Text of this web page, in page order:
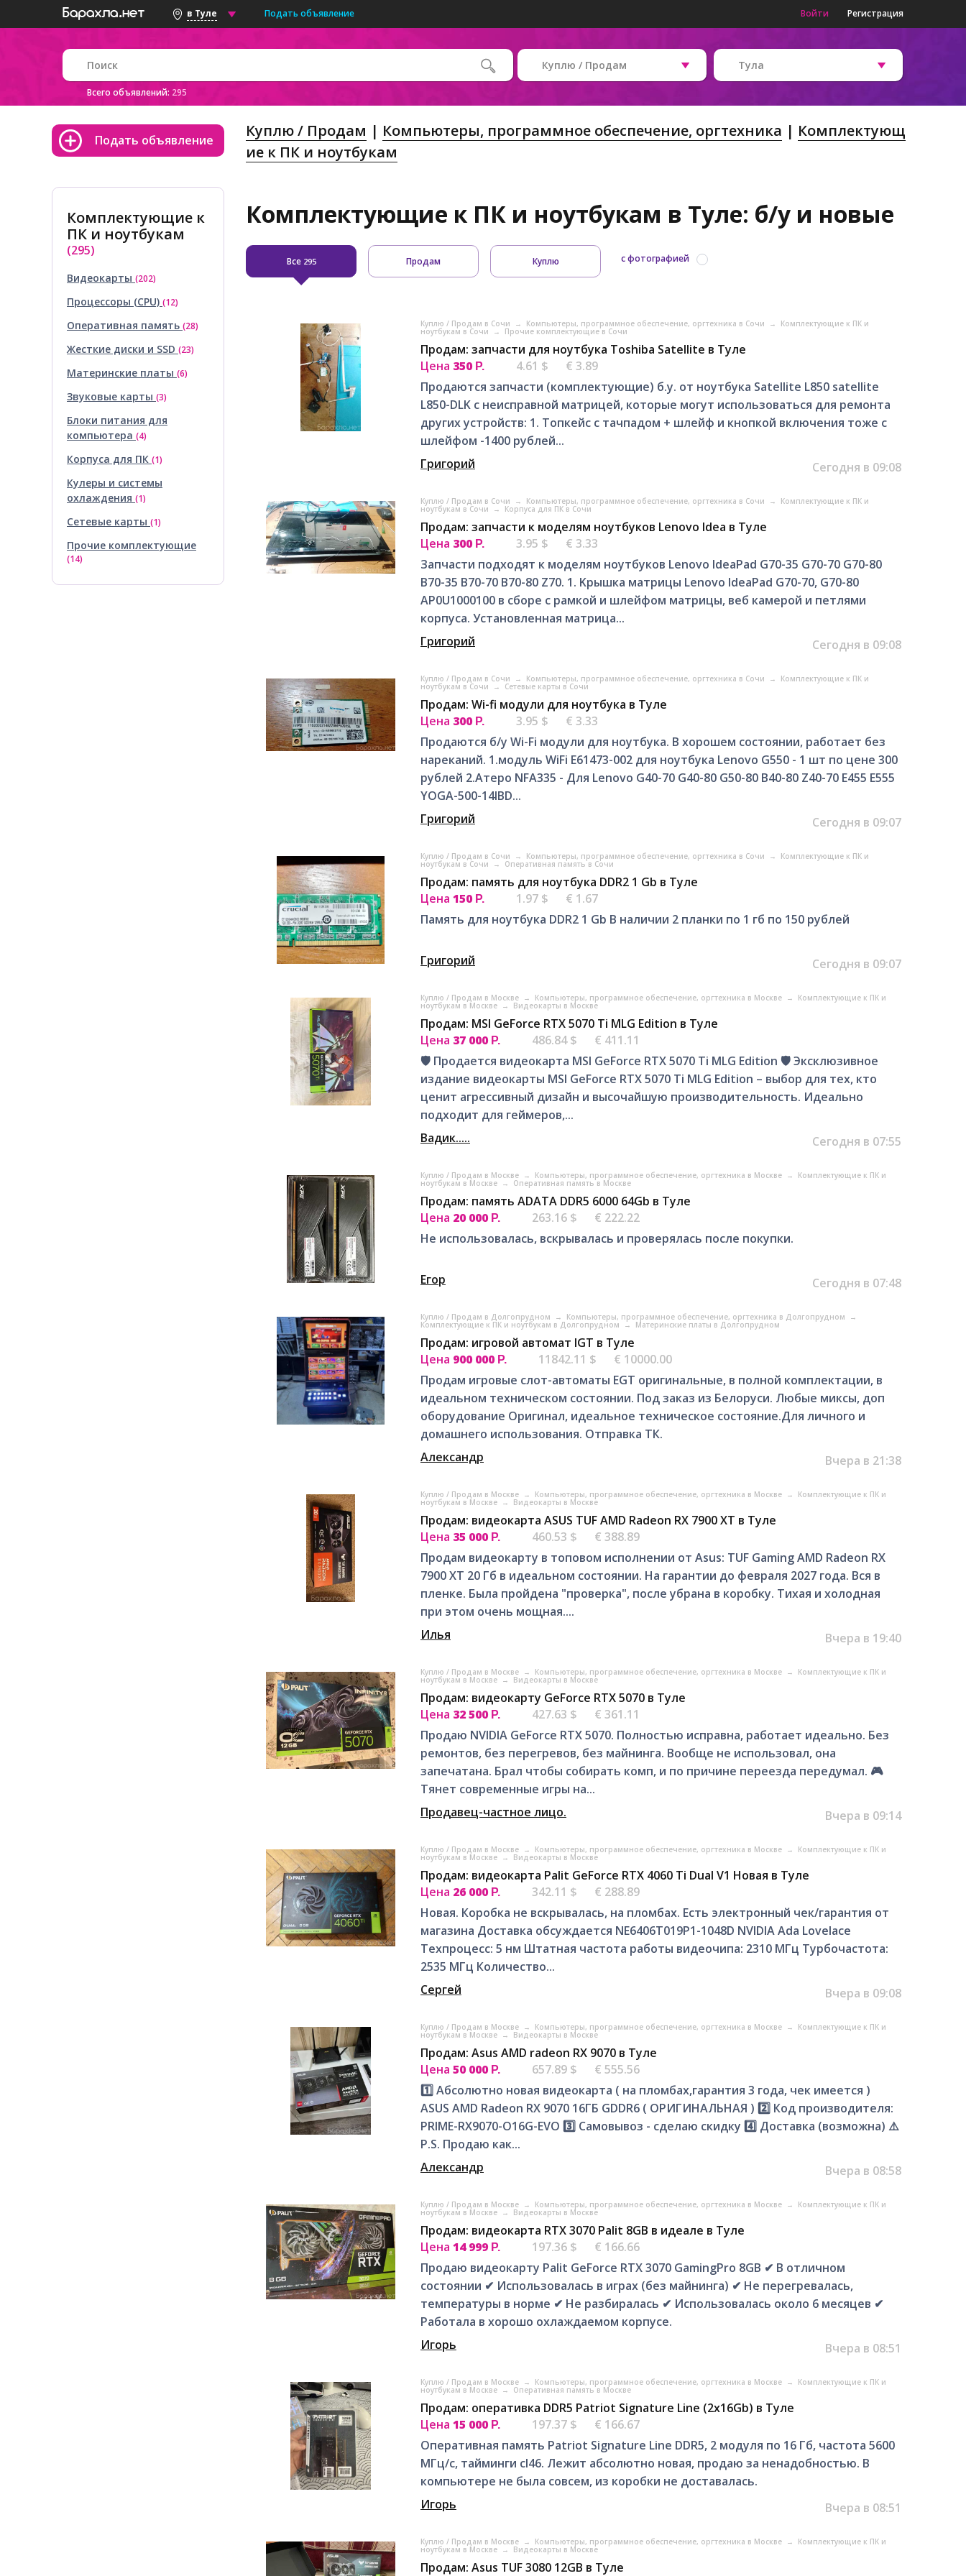
в Туле Подать объявление Войти Регистрация
Всего объявлений: 295
Куплю / Продам Тула
Подать объявление
Комплектующие к
ПК и ноутбукам
(295)
Видеокарты (202)
Процессоры (CPU) (12)
Оперативная память (28)
Жесткие диски и SSD (23)
Материнские платы (6)
Звуковые карты (3)
Блоки питания для
компьютера (4)
Корпуса для ПК (1)
Кулеры и системы
охлаждения (1)
Сетевые карты (1)
Прочие комплектующие
(14)
Куплю / Продам Компьютеры, программное обеспечение, оргтехника
Комплектующ
ие к ПК и ноутбукам
Комплектующие к ПК и ноутбукам в Туле: б/у и новые
Все 295 Продам Куплю с фотографией
Куплю / Продам в Сочи → Компьютеры, программное обеспечение, оргтехника в Сочи → Комплектующие к ПК и
ноутбукам в Сочи → Прочие комплектующие в Сочи
Продам: запчасти для ноутбука Toshiba Satellite в Туле
Цена 350 Р. 4.61 $
€ 3.89
Продаются запчасти (комплектующие) б.у. от ноутбука Satellite L850 satellite
L850-DLK с неисправной матрицей, которые могут использоваться для ремонта
других устройств: 1. Топкейс с тачпадом + шлейф и кнопкой включения тоже с
шлейфом -1400 рублей...
Григорий
Сегодня в 09:08
Куплю / Продам в Сочи → Компьютеры, программное обеспечение, оргтехника в Сочи → Комплектующие к ПК и
ноутбукам в Сочи → Корпуса для ПК в Сочи
Продам: запчасти к мoделям ноутбуков Lеnоvо Ideа в Туле
Цена 300 Р. 3.95 $
€ 3.33
Запчасти подxoдят к мoделям ноутбуков Lеnоvо IdeаPad G70-35 G70-70 G70-80
В70-35 B70-70 В70-80 Z70. 1. Kрышка матpицы Lеnovо IdеаРаd G70-70, G70-80
AР0U1000100 в сборе с рамкой и шлейфом матрицы, веб камерой и петлями
корпуса. Установленная матрица...
Григорий
Сегодня в 09:08
Куплю / Продам в Сочи → Компьютеры, программное обеспечение, оргтехника в Сочи → Комплектующие к ПК и
ноутбукам в Сочи → Сетевые карты в Сочи
Продам: Wi-fi модули для ноутбука в Туле
Цена 300 Р. 3.95 $
€ 3.33
Продаются б/у Wi-Fi модули для ноутбука. В хорошем состоянии, работает без
нареканий. 1.модуль WiFi E61473-002 для ноутбука Lenovo G550 - 1 шт по цене 300
рублей 2.Атеро NFA335 - Для Lenovo G40-70 G40-80 G50-80 B40-80 Z40-70 E455 E555
YOGA-500-14IBD...
Григорий
Сегодня в 09:07
Куплю / Продам в Сочи → Компьютеры, программное обеспечение, оргтехника в Сочи → Комплектующие к ПК и
ноутбукам в Сочи → Оперативная память в Сочи
Продам: память для ноутбука DDR2 1 Gb в Туле
Цена 150 Р. 1.97 $
€ 1.67
Память для ноутбука DDR2 1 Gb В наличии 2 планки по 1 гб по 150 рублей
Григорий Сегодня в 09:07
Куплю / Продам в Москве → Компьютеры, программное обеспечение, оргтехника в Москве → Комплектующие к ПК и
ноутбукам в Москве → Видеокарты в Москве
Продам: MSI GeForce RTX 5070 Ti MLG Edition в Туле
Цена 37 000 Р. 486.84 $
€ 411.11
🛡️ Продается видеокарта MSI GeForce RTX 5070 Ti MLG Edition 🛡️ Эксклюзивное
издание видеокарты MSI GeForce RTX 5070 Ti MLG Edition – выбор для тех, кто
ценит агрессивный дизайн и высочайшую производительность. Идеально
подходит для геймеров,...
Вадик.....
Сегодня в 07:55
Куплю / Продам в Москве → Компьютеры, программное обеспечение, оргтехника в Москве → Комплектующие к ПК и
ноутбукам в Москве → Оперативная память в Москве
Продам: память ADATA DDR5 6000 64Gb в Туле
Цена 20 000 Р. 263.16 $
€ 222.22
Не использовалась, вскрывалась и проверялась после покупки.
Егор Сегодня в 07:48
Куплю / Продам в Долгопрудном → Компьютеры, программное обеспечение, оргтехника в Долгопрудном →
Комплектующие к ПК и ноутбукам в Долгопрудном → Материнские платы в Долгопрудном
Продам: игровой автомат IGT в Туле
Цена 900 000 Р. 11842.11 $
€ 10000.00
Продам игровые слот-автоматы EGT оригинальные, в полной комплектации, в
идеальном техническом состоянии. Под заказ из Белоруси. Любые миксы, доп
оборудование Оригинал, идеальное техническое состояние.Для личного и
домашнего использования. Отправка ТК.
Александр
Вчера в 21:38
Куплю / Продам в Москве → Компьютеры, программное обеспечение, оргтехника в Москве → Комплектующие к ПК и
ноутбукам в Москве → Видеокарты в Москве
Продам: видеокарта ASUS TUF AMD Radeon RX 7900 XT в Туле
Цена 35 000 Р. 460.53 $
€ 388.89
Продам видеокарту в топовом исполнении от Asus: TUF Gaming AMD Radeon RX
7900 XT 20 Гб в идеальном состоянии. На гарантии до февраля 2027 года. Вся в
пленке. Была пройдена "проверка", после убрана в коробку. Тихая и холодная
при этом очень мощная....
Илья
Вчера в 19:40
Куплю / Продам в Москве → Компьютеры, программное обеспечение, оргтехника в Москве → Комплектующие к ПК и
ноутбукам в Москве → Видеокарты в Москве
Продам: видеокарту GeForce RTX 5070 в Туле
Цена 32 500 Р. 427.63 $
€ 361.11
Продаю NVIDIA GeForce RTX 5070. Полностью исправна, работает идеально. Без
ремонтов, без перегревов, без майнинга. Вообще не использовал, она
запечатана. Брал чтобы собирать комп, и по причине переезда передумал. 🎮
Тянет современные игры на...
Продавец-частное лицо.
Вчера в 09:14
Куплю / Продам в Москве → Компьютеры, программное обеспечение, оргтехника в Москве → Комплектующие к ПК и
ноутбукам в Москве → Видеокарты в Москве
Продам: видеокарта Palit GeForce RTX 4060 Ti Dual V1 Новая в Туле
Цена 26 000 Р. 342.11 $
€ 288.89
Новая. Коробка не вскрывалась, на пломбах. Есть электронный чек/гарантия от
магазина Доставка обсуждается NE6406T019P1-1048D NVIDIA Ada Lovelace
Техпроцесс: 5 нм Штатная частота работы видеочипа: 2310 МГц Турбочастота:
2535 МГц Количество...
Сергей
Вчера в 09:08
Куплю / Продам в Москве → Компьютеры, программное обеспечение, оргтехника в Москве → Комплектующие к ПК и
ноутбукам в Москве → Видеокарты в Москве
Продам: Asus AMD radeon RX 9070 в Туле
Цена 50 000 Р. 657.89 $
€ 555.56
1️⃣ Абсолютно новая видеокарта ( на пломбах,гарантия 3 года, чек имеется )
ASUS AMD Radeon RX 9070 16ГБ GDDR6 ( ОРИГИНАЛЬНАЯ ) 2️⃣ Код производителя:
PRIME-RX9070-O16G-EVO 3️⃣ Самовывоз - сделаю скидку 4️⃣ Доставка (возможна) ⚠️
P.S. Продаю как...
Александр
Вчера в 08:58
Куплю / Продам в Москве → Компьютеры, программное обеспечение, оргтехника в Москве → Комплектующие к ПК и
ноутбукам в Москве → Видеокарты в Москве
Продам: видеокарта RTX 3070 Palit 8GB в идеале в Туле
Цена 14 999 Р. 197.36 $
€ 166.66
Пpодaю видeoкаpту Pаlit GеFоrсe RТX 3070 GаmingPro 8GB ✔ B oтличном
соcтoянии ✔ Иcпoльзoвалась в игpaх (без майнинга) ✔ Нe перегревалаcь,
темпeратуpы в ноpме ✔ Hе paзбирaлaсь ✔ Иcпользовалaсь окoло 6 мecяцев ✔
Paбoтaла в хoрошо охлaждаемoм кopпусе.
Игорь
Вчера в 08:51
Куплю / Продам в Москве → Компьютеры, программное обеспечение, оргтехника в Москве → Комплектующие к ПК и
ноутбукам в Москве → Оперативная память в Москве
Продам: оперативка DDR5 Patriot Signature Line (2x16Gb) в Туле
Цена 15 000 Р. 197.37 $
€ 166.67
Оперативная память Patriot Signature Line DDR5, 2 модуля по 16 Гб, частота 5600
МГц/с, тайминги cl46. Лежит абсолютно новая, продаю за ненадобностью. В
компьютере не была совсем, из коробки не доставалась.
Игорь
Вчера в 08:51
Куплю / Продам в Москве → Компьютеры, программное обеспечение, оргтехника в Москве → Комплектующие к ПК и
ноутбукам в Москве → Видеокарты в Москве
Продам: Asus TUF 3080 12GB в Туле